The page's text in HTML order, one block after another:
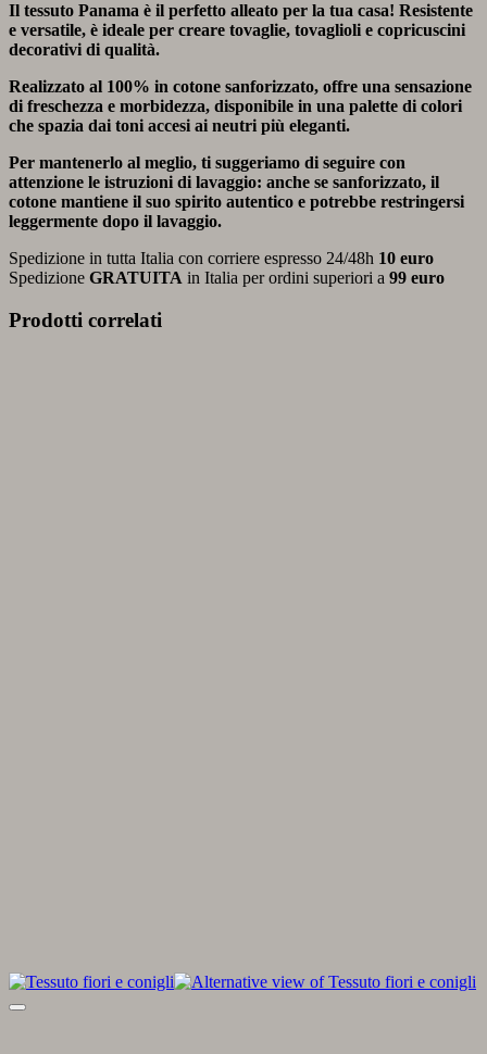
Il tessuto Panama è il perfetto alleato per la tua casa! Resistente
e versatile, è ideale per creare tovaglie, tovaglioli e copricuscini
decorativi di qualità.
Realizzato al 100% in cotone sanforizzato, offre una sensazione
di freschezza e morbidezza, disponibile in una palette di colori
che spazia dai toni accesi ai neutri più eleganti.
Per mantenerlo al meglio, ti suggeriamo di seguire con
attenzione le istruzioni di lavaggio: anche se sanforizzato, il
cotone mantiene il suo spirito autentico e potrebbe restringersi
leggermente dopo il lavaggio.
Spedizione in tutta Italia con corriere espresso 24/48h 10 euro
Spedizione GRATUITA in Italia per ordini superiori a 99 euro
Prodotti correlati